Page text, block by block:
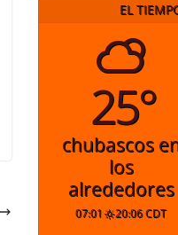
EL
25°
chubascos
los
alrededores
07:01 20:06 CDT